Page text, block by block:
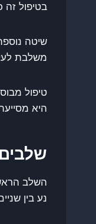
בטיפול זה כאשר הוא נמשך 12-20 מפגשים.
שיטה
משלבת
טיפול
היא
השלב
נע בין